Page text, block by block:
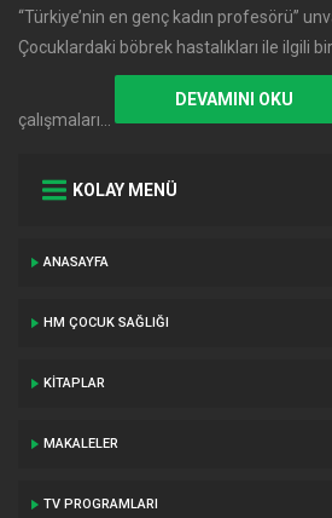
‘‘Türkiye’nin en genç kadın profesörü’’
Çocuklardaki böbrek hastalıkları ile ilgili
çalışmaları…
DEVAMINI OKU
KOLAY MENÜ
ANASAYFA
HM ÇOCUK SAĞLIĞI
KITAPLAR
MAKALELER
TV PROGRAMLARI